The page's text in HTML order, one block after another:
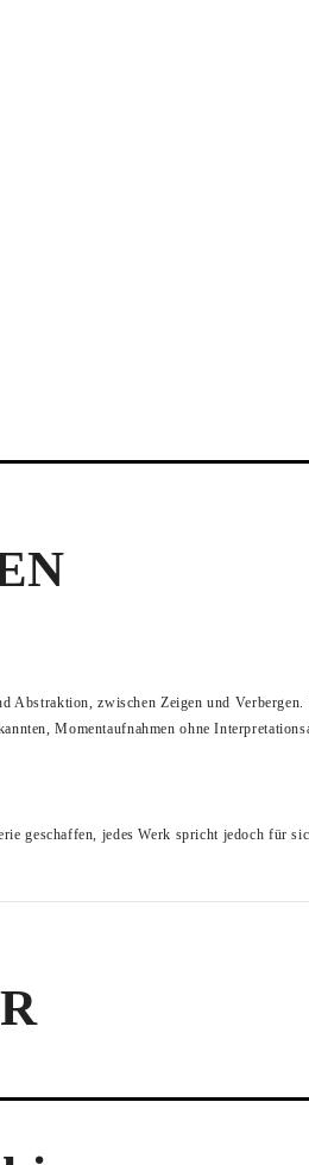
Abstraktion, zwischen Zeigen und
Momentaufnahmen ohne
geschaffen, jedes Werk spricht jedoch für